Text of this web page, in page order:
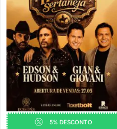
5% DESCONTO